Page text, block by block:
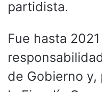
partidista.
Fue hasta
de Gobierno